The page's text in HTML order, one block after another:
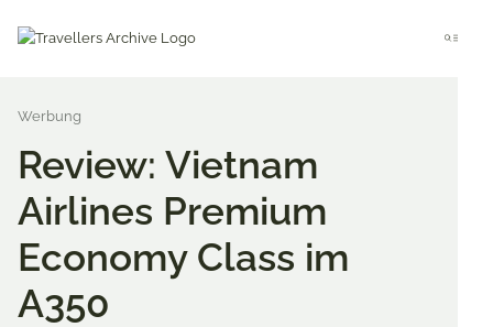
Menu
Review: Vietnam
Airlines Premium
Economy Class im
A350